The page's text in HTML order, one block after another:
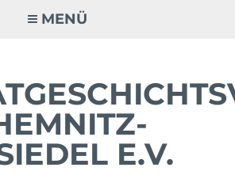
MENÜ
E.V.